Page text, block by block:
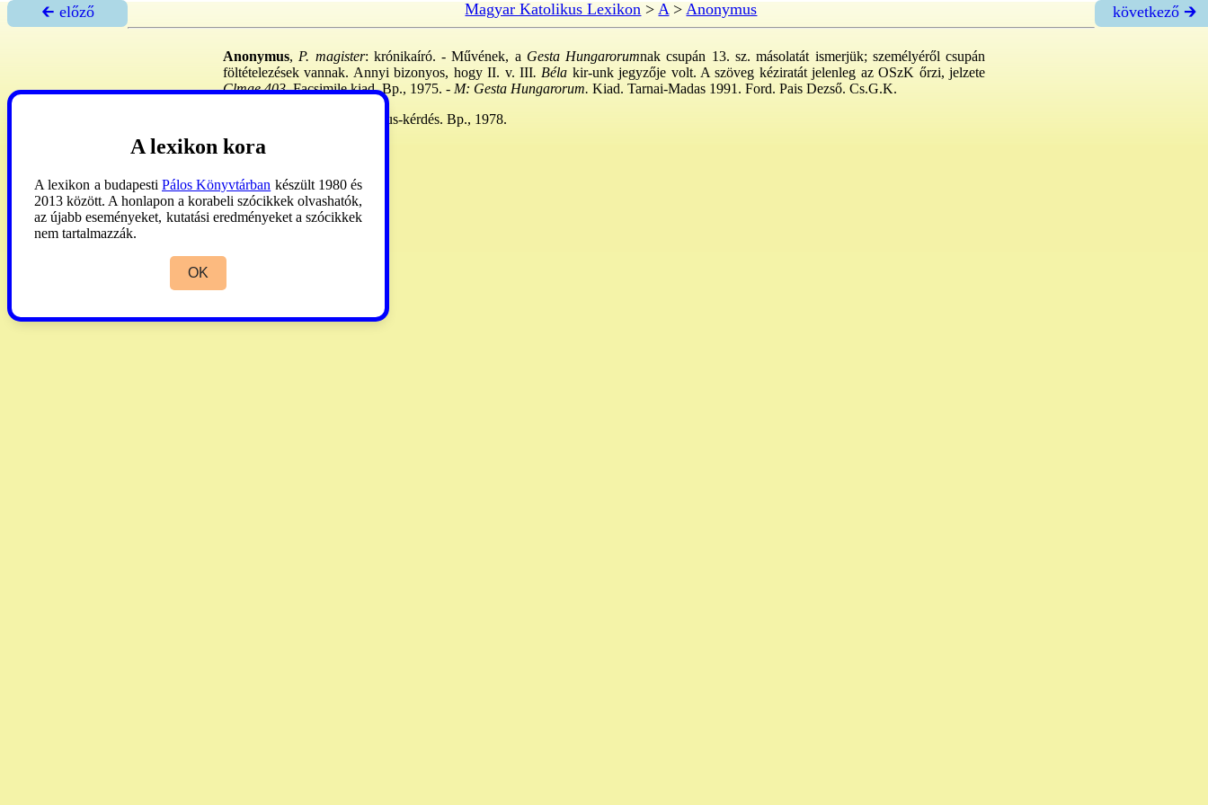
🡰 előző Magyar Katolikus Lexikon >A>Anonymus következő 🡲
Anonymus, P. magister: krónikaíró. - Művének, a Gesta Hungarorumnak csupán 13. sz. másolatát ismerjük; személyéről csupán
föltételezések vannak. Annyi bizonyos, hogy II. v. III. Béla kir-unk jegyzője volt. A szöveg kéziratát jelenleg az OSzK őrzi, jelzete
Clmae 403. Facsimile kiad. Bp., 1975. - M: Gesta Hungarorum. Kiad. Tarnai-Madas 1991. Ford. Pais Dezső. Cs.G.K.
Csaba: Az Anonymus-kérdés. Bp., 1978.
A lexikon kora
A lexikon a budapesti Pálos Könyvtárban készült 1980 és
2013 között. A honlapon a korabeli szócikkek olvashatók,
az újabb eseményeket, kutatási eredményeket a szócikkek
nem tartalmazzák.
OK